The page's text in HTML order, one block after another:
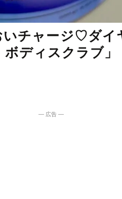
いチャージ♡ダイ
ディスクラブ」
― 広告 ―